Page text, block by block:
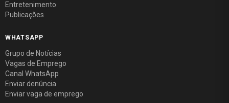
Entretenimento
Publicações
WHATSAPP
Grupo de Notícias
Vagas de Emprego
Canal WhatsApp
Enviar denúncia
Enviar vaga de emprego